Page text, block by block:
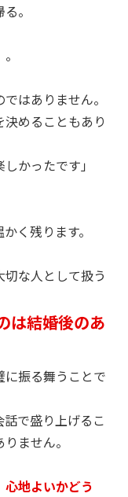
。
はありません。
めることもあり
かったです」
く残ります。
な人として扱う
は結婚後のあ
振る舞うことで
で盛り上げるこ
ません。
心地よいかどう